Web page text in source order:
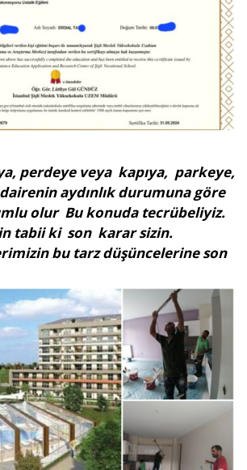
perdeye veya kapıya, parkeye,
aydınlık durumuna göre
olur Bu konuda tecrübeliyiz.
tabii ki son karar sizin.
bu tarz düşüncelerine son